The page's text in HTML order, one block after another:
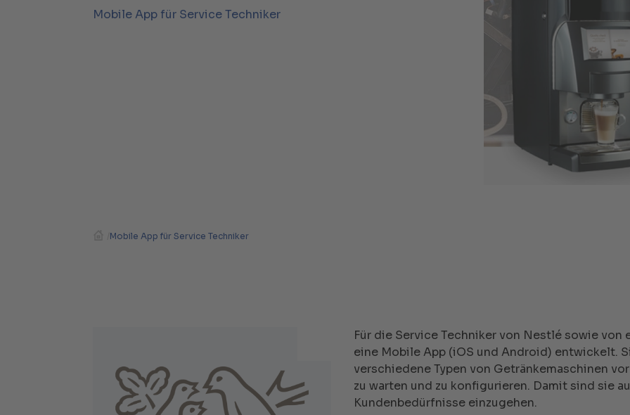
Mobile App für Service Techniker
Mobile App für Service Techniker
Für die Service Techniker von Nestlé sowie
eine Mobile App (iOS und Android) entwickelt.
verschiedene Typen von Getränkemaschinen
zu warten und zu konfigurieren. Damit sind sie
Kundenbedürfnisse einzugehen.